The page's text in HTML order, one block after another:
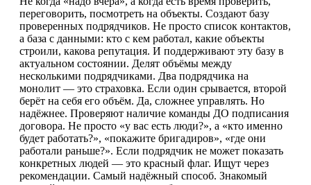
переговорить, посмотреть на объекты. Создают базу
проверенных подрядчиков. Не просто список контактов,
а база с данными: кто с кем работал, какие объекты
строили, какова репутация. И поддерживают эту базу в
актуальном состоянии. Делят объёмы между
несколькими подрядчиками. Два подрядчика на
монолит — это страховка. Если один срывается, второй
берёт на себя его объём. Да, сложнее управлять. Но
надёжнее. Проверяют наличие команды ДО подписания
договора. Не просто «у вас есть люди?», а «кто именно
будет работать?», «покажите бригадиров», «где они
работали раньше?». Если подрядчик не может показать
конкретных людей — это красный флаг. Ищут через
рекомендации. Самый надёжный способ. Знакомый